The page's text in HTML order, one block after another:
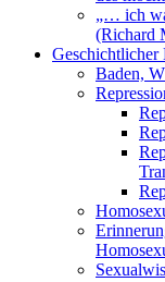
„… ich
(Richard
Geschichtlicher
Baden,